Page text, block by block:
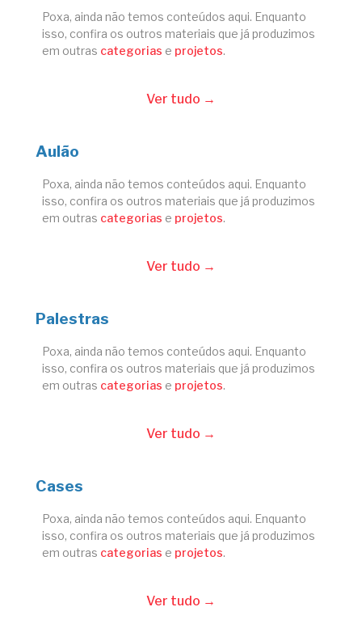
Poxa, ainda não temos conteúdos aqui. Enquanto
isso, confira os outros materiais que já produzimos
em outras categorias e projetos.
Ver tudo →
Aulão
Poxa, ainda não temos conteúdos aqui. Enquanto
isso, confira os outros materiais que já produzimos
em outras categorias e projetos.
Ver tudo →
Palestras
Poxa, ainda não temos conteúdos aqui. Enquanto
isso, confira os outros materiais que já produzimos
em outras categorias e projetos.
Ver tudo →
Cases
Poxa, ainda não temos conteúdos aqui. Enquanto
isso, confira os outros materiais que já produzimos
em outras categorias e projetos.
Ver tudo →